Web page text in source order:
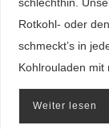
schlechthin.
Rotkohl- oder
schmeckt’s in
Kohlrouladen
Weiter lesen